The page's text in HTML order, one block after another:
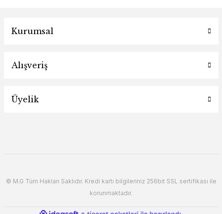
Kurumsal
Alışveriş
Üyelik
© M.G Tüm Hakları Saklıdır. Kredi kartı bilgileriniz 256bit SSL sertifikası ile
korunmaktadır.